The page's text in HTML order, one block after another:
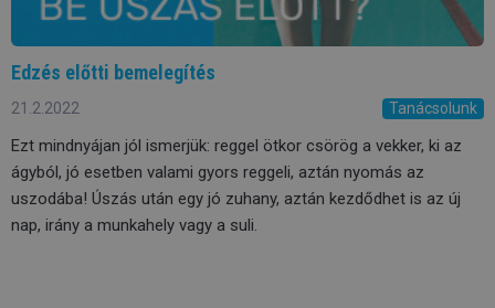
Edzés előtti bemelegítés
21.2.2022 Tanácsolunk
Ezt mindnyájan jól ismerjük: reggel ötkor csörög a vekker, ki az
ágyból, jó esetben valami gyors reggeli, aztán nyomás az
uszodába! Úszás után egy jó zuhany, aztán kezdődhet is az új
nap, irány a munkahely vagy a suli.